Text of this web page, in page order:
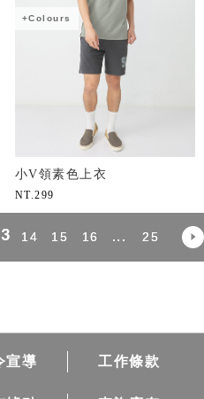
+Colours
小V領素色上衣
NT. 299
14 15 16 ... 25
宣導 工作條款